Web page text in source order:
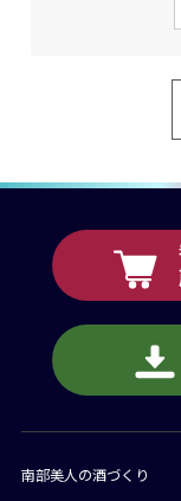
南部美人の酒づくり